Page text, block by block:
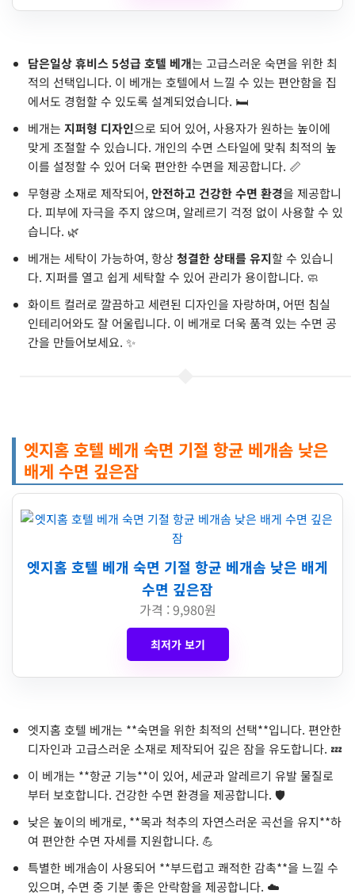
담은일상 휴비스 5성급 호텔 베개는 고급스러운 숙면을 위한 최
적의 선택입니다. 이 베개는 호텔에서 느낄 수 있는 편안함을 집
에서도 경험할 수 있도록 설계되었습니다. 🛏️
베개는 지퍼형 디자인으로 되어 있어, 사용자가 원하는 높이에
맞게 조절할 수 있습니다. 개인의 수면 스타일에 맞춰 최적의 높
이를 설정할 수 있어 더욱 편안한 수면을 제공합니다. 📏
무형광 소재로 제작되어,안전하고 건강한 수면 환경을 제공합니
다. 피부에 자극을 주지 않으며, 알레르기 걱정 없이 사용할 수 있
습니다. 🌿
베개는 세탁이 가능하여, 항상청결한 상태를 유지할 수 있습니
다. 지퍼를 열고 쉽게 세탁할 수 있어 관리가 용이합니다. 🧼
화이트 컬러로 깔끔하고 세련된 디자인을 자랑하며, 어떤 침실
인테리어와도 잘 어울립니다. 이 베개로 더욱 품격 있는 수면 공
간을 만들어보세요. ✨
엣지홈 호텔 베개 숙면 기절 항균 베개솜 낮은
배게 수면 깊은잠
엣지홈 호텔 베개 숙면 기절 항균 베개솜 낮은 배게
수면 깊은잠
가격 : 9,980원
최저가 보기
엣지홈 호텔 베개는 **숙면을 위한 최적의 선택**입니다. 편안한
디자인과 고급스러운 소재로 제작되어 깊은 잠을 유도합니다. 💤
이 베개는 **항균 기능**이 있어, 세균과 알레르기 유발 물질로
부터 보호합니다. 건강한 수면 환경을 제공합니다. 🛡️
낮은 높이의 베개로, **목과 척추의 자연스러운 곡선을 유지**하
여 편안한 수면 자세를 지원합니다. 💪
특별한 베개솜이 사용되어 **부드럽고 쾌적한 감촉**을 느낄 수
있으며, 수면 중 기분 좋은 안락함을 제공합니다. ☁️